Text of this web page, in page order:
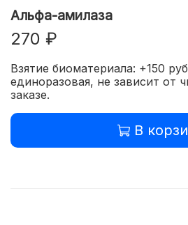
Альфа-амилаза
270 ₽
Взятие биоматериала: +150
единоразовая, не зависит от
заказе.
В